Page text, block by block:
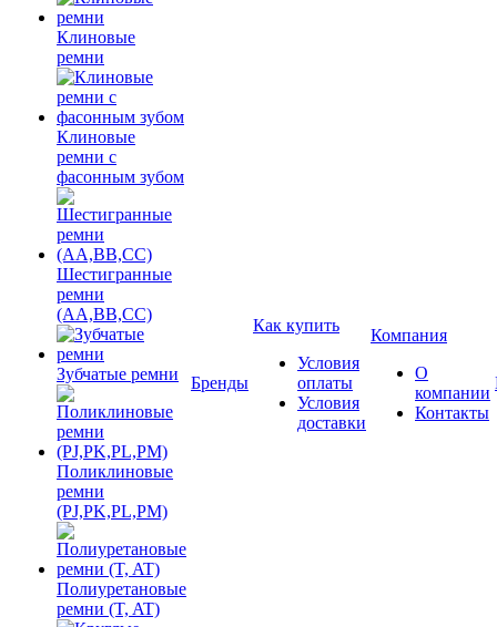
Клиновые
ремни
Клиновые
ремни с
фасонным зубом
Шестигранные
ремни
(AA,BB,CC)
Зубчатые ремни
Поликлиновые
ремни
(PJ,PK,PL,PM)
Полиуретановые
ремни (T, AT)
Бренды
Как купить
Условия
оплаты
Условия
доставки
Компания
О
компании
Контакты